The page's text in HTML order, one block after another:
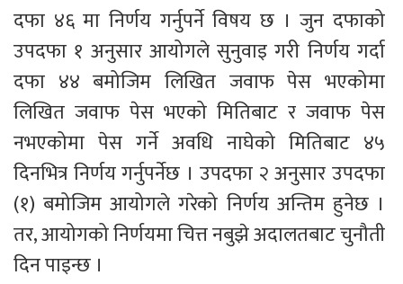
दफा ४६ मा निर्णय गर्नुपर्ने विषय छ । जुन दफाको
उपदफा १ अनुसार आयोगले सुनुवाइ गरी निर्णय गर्दा
दफा ४४ बमोजिम लिखित जवाफ पेस भएकोमा
लिखित जवाफ पेस भएको मितिबाट र जवाफ पेस
नभएकोमा पेस गर्ने अवधि नाघेको मितिबाट ४५
दिनभित्र निर्णय गर्नुपर्नेछ । उपदफा २ अनुसार उपदफा
(१) बमोजिम आयोगले गरेको निर्णय अन्तिम हुनेछ ।
तर, आयोगको निर्णयमा चित्त नबुझे अदालतबाट चुनौती
दिन पाइन्छ ।